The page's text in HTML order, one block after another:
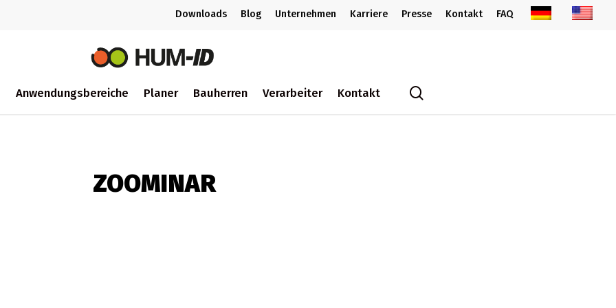
Downloads Blog Unternehmen Karriere Presse Kontakt FAQ
Anwendungsbereiche Planer Bauherren Verarbeiter Kontakt
ZOOMINAR